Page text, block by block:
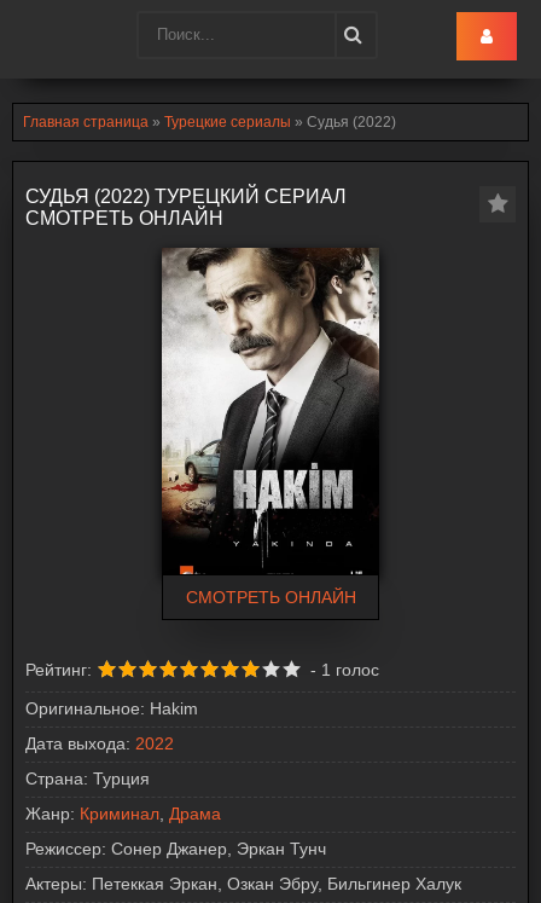
Главная страница » Турецкие сериалы » Судья (2022)
СУДЬЯ (2022) ТУРЕЦКИЙ СЕРИАЛ
СМОТРЕТЬ ОНЛАЙН
СМОТРЕТЬ ОНЛАЙН
Рейтинг: - 1 голос
Оригинальное: Hakim
Дата выхода: 2022
Страна: Турция
Жанр: Криминал Драма
Режиссер: Сонер Джанер, Эркан Тунч
Актеры: Петеккая Эркан, Озкан Эбру, Бильгинер Халук
Turk-Ru.lol